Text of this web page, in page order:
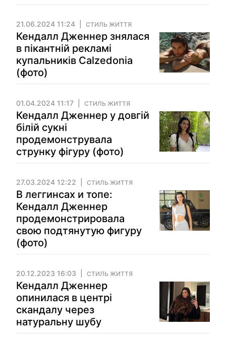
21.06.2024 11:24 СТИЛЬ ЖИТТЯ
Кендалл Дженнер знялася
в пікантній рекламі
купальників Calzedonia
(фото)
01.04.2024 11:17 СТИЛЬ ЖИТТЯ
Кендалл Дженнер у довгій
білій сукні
продемонструвала
струнку фігуру (фото)
27.03.2024 12:22 СТИЛЬ ЖИТТЯ
В леггинсах и топе:
Кендалл Дженнер
продемонстрировала
свою подтянутую фигуру
(фото)
20.12.2023 16:03 СТИЛЬ ЖИТТЯ
Кендалл Дженнер
опинилася в центрі
скандалу через
натуральну шубу